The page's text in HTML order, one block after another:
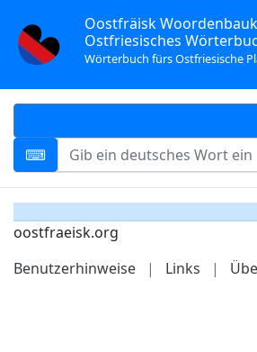
Oostfräisk Woordenbauk
Ostfriesisches
Wörterbuch fürs Ostfriesische
oostfraeisk.org
Benutzerhinweise
| Links |